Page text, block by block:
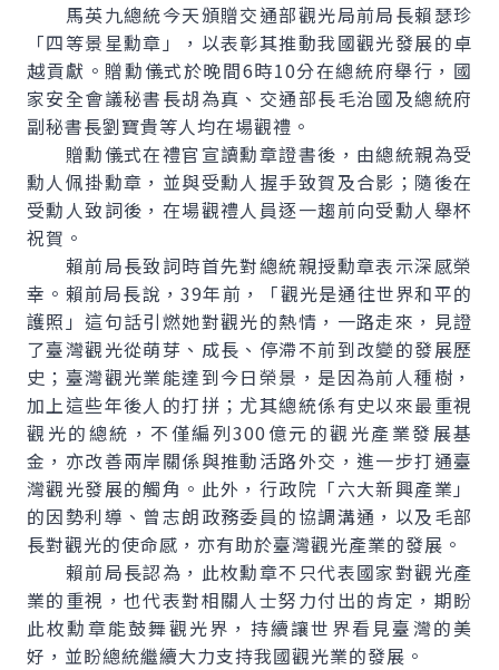
馬英九總統今天頒贈交通部觀光局前局長賴瑟珍
「四等景星勳章」，以表彰其推動我國觀光發展的卓
越貢獻。贈勳儀式於晚間6時10分在總統府舉行，國
家安全會議秘書長胡為真、交通部長毛治國及總統府
副秘書長劉寶貴等人均在場觀禮。
贈勳儀式在禮官宣讀勳章證書後，由總統親為受
勳人佩掛勳章，並與受勳人握手致賀及合影；隨後在
受勳人致詞後，在場觀禮人員逐一趨前向受勳人舉杯
祝賀。
賴前局長致詞時首先對總統親授勳章表示深感榮
幸。賴前局長說，39年前，「觀光是通往世界和平的
護照」這句話引燃她對觀光的熱情，一路走來，見證
了臺灣觀光從萌芽、成長、停滯不前到改變的發展歷
史；臺灣觀光業能達到今日榮景，是因為前人種樹，
加上這些年後人的打拼；尤其總統係有史以來最重視
觀光的總統，不僅編列300億元的觀光產業發展基
金，亦改善兩岸關係與推動活路外交，進一步打通臺
灣觀光發展的觸角。此外，行政院「六大新興產業」
的因勢利導、曾志朗政務委員的協調溝通，以及毛部
長對觀光的使命感，亦有助於臺灣觀光產業的發展。
賴前局長認為，此枚勳章不只代表國家對觀光產
業的重視，也代表對相關人士努力付出的肯定，期盼
此枚勳章能鼓舞觀光界，持續讓世界看見臺灣的美
好，並盼總統繼續大力支持我國觀光業的發展。